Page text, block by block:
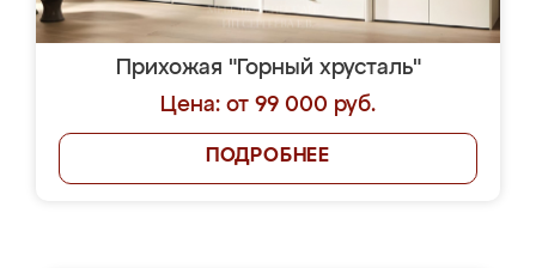
Прихожая "Горный хрусталь"
Цена: от 99 000 руб.
ПОДРОБНЕЕ